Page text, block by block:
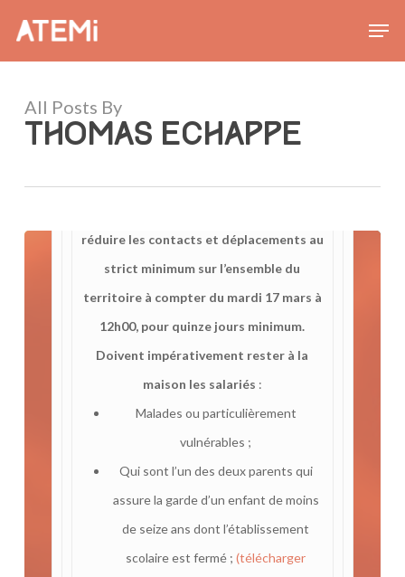
content
All Posts By
THOMAS ECHAPPE
réduire les contacts et déplacements au
strict minimum sur l’ensemble du
territoire à compter du mardi 17 mars à
12h00, pour quinze jours minimum.
Doivent impérativement rester à la
maison les salariés :
Malades ou particulièrement
vulnérables ;
Qui sont l’un des deux parents qui
assure la garde d’un enfant de moins
de seize ans dont l’établissement
scolaire est fermé ;(télécharger